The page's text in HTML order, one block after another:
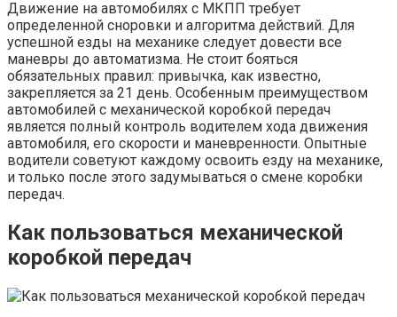
Движение на автомобилях с МКПП требует
определенной сноровки и алгоритма действий. Для
успешной езды на механике следует довести все
маневры до автоматизма. Не стоит бояться
обязательных правил: привычка, как известно,
закрепляется за 21 день. Особенным преимуществом
автомобилей с механической коробкой передач
является полный контроль водителем хода движения
автомобиля, его скорости и маневренности. Опытные
водители советуют каждому освоить езду на механике,
и только после этого задумываться о смене коробки
передач.
Как пользоваться механической
коробкой передач